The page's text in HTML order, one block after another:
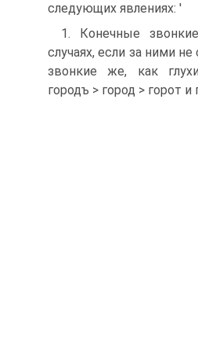
следующих явлениях: '
1. Конечные
случаях, если за ними
звонкие же, как
городъ > город > горот и